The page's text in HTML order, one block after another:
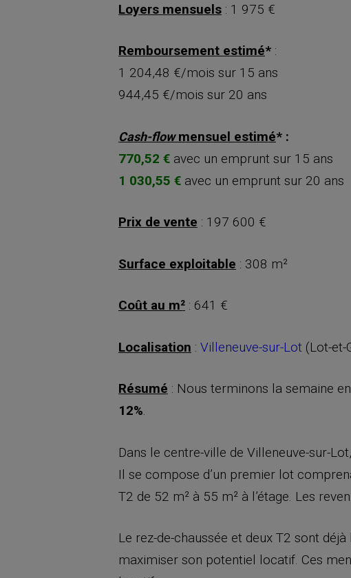
Loyers mensuels : 1 975 €
Remboursement estimé* :
1 204,48 €/mois sur 15 ans
944,45 €/mois sur 20 ans
Cash-flowmensuel estimé* :
770,52 € avec un emprunt sur 15 ans
1 030,55 € avec un emprunt sur 20 ans
Prix de vente : 197 600 €
Surface exploitable : 308 m²
Coût au m² : 641 €
Localisation : Villeneuve-sur-Lot (Lot-
Résumé : Nous terminons la semaine
12%.
Dans le centre-ville de Villeneuve-sur-
Il se compose d’un premier lot
T2 de 52 m² à 55 m² à l’étage. Les
Le rez-de-chaussée et deux T2 sont
maximiser son potentiel locatif. Ces